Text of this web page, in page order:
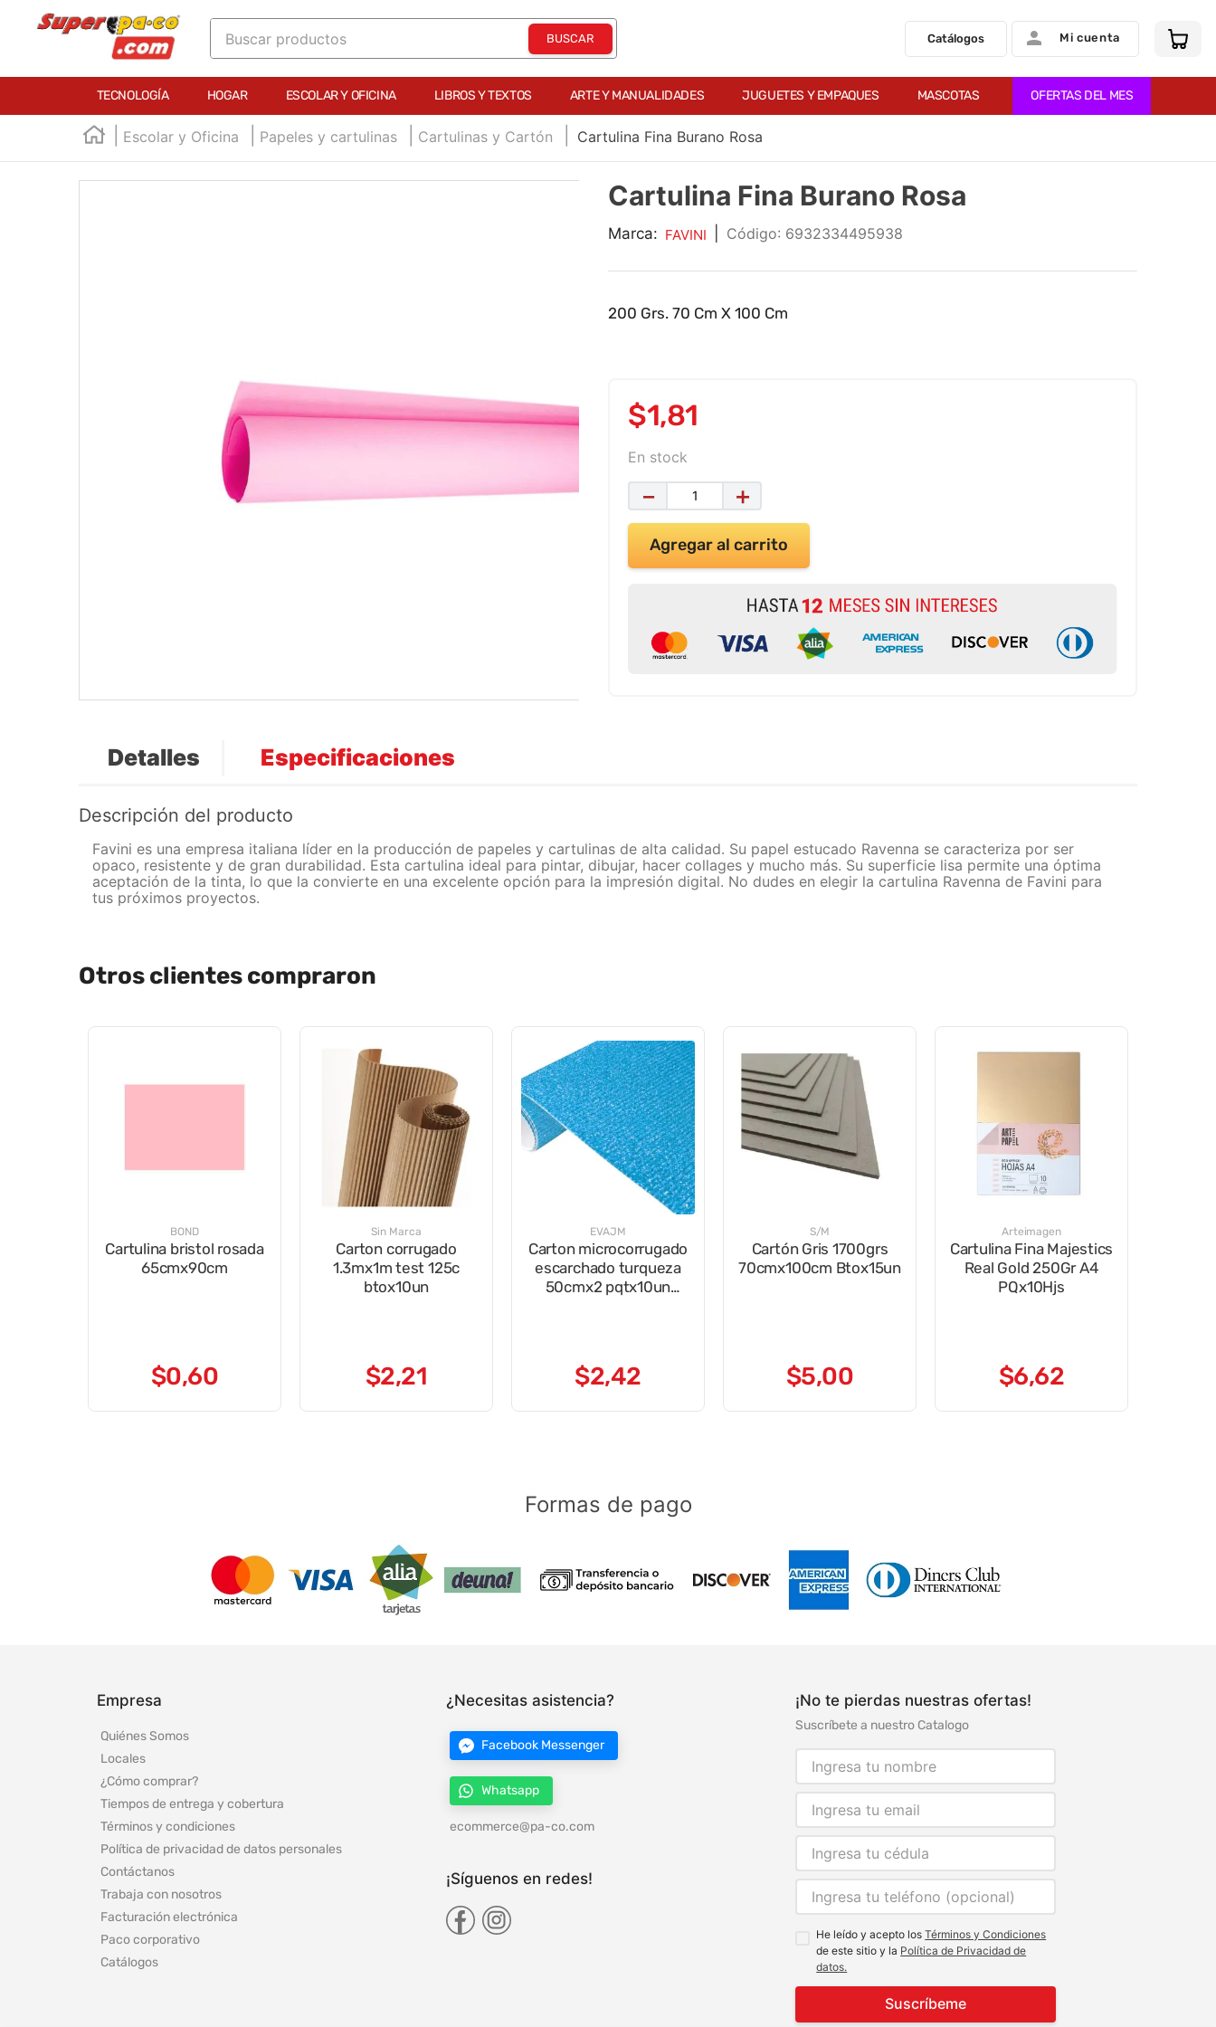
Buscar productos
Catálogos Mi cuenta
TECNOLOGÍA HOGAR ESCOLAR Y OFICINA LIBROS Y TEXTOS ARTE Y MANUALIDADES JUGUETES Y EMPAQUES MASCOTAS OFERTAS DEL MES
Escolar y Oficina Papeles y cartulinas Cartulinas y Cartón Cartulina Fina Burano Rosa
Cartulina Fina Burano Rosa
Marca: FAVINI : 6932334495938
200 Grs. 70 Cm X 100 Cm
$1,81
En stock
＋
－
Agregar al carrito
Detalles Especificaciones
Descripción del producto
Favini es una empresa italiana líder en la producción de papeles y cartulinas de alta calidad. Su papel estucado Ravenna se caracteriza por ser
opaco, resistente y de gran durabilidad. Esta cartulina ideal para pintar, dibujar, hacer collages y mucho más. Su superficie lisa permite una óptima
aceptación de la tinta, lo que la convierte en una excelente opción para la impresión digital. No dudes en elegir la cartulina Ravenna de Favini para
tus próximos proyectos.
Otros clientes compraron
BOND
Cartulina bristol rosada
65cmx90cm
$0,60
Sin Marca
Carton corrugado
1.3mx1m test 125c
btox10un
$2,21
EVAJM
Carton microcorrugado
escarchado turqueza
50cmx2 pqtx10un
$2,42
S/M
Cartón Gris 1700grs
70cmx100cm Btox15un
$5,00
Arteimagen
Cartulina Fina Majestics
Real Gold 250Gr A4
PQx10Hjs
$6,62
Formas de pago
Empresa
Quiénes Somos
Locales
¿Cómo comprar?
Tiempos de entrega y cobertura
Términos y condiciones
Política de privacidad de datos personales
Contáctanos
Trabaja con nosotros
Facturación electrónica
Paco corporativo
Catálogos
¿Necesitas asistencia?
Facebook Messenger
Whatsapp
ecommerce@pa-co.com
¡Síguenos en redes!
¡No te pierdas nuestras ofertas!
Suscríbete a nuestro Catalogo
He leído y acepto losTérminos y Condiciones
de este sitio y la Política de Privacidad de
datos.
Suscríbeme
TÉRMINOS MÁS BUSCADOS
1
england
2.
marcador e300
10
calculadora